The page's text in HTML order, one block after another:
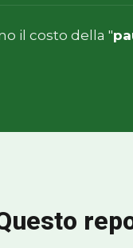
il costo della "